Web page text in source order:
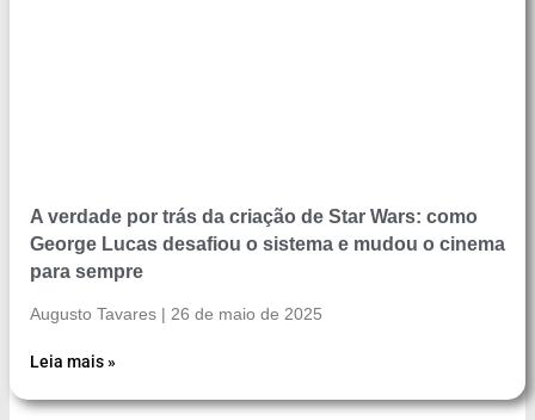
A verdade por trás da criação de Star Wars: como
George Lucas desafiou o sistema e mudou o cinema
para sempre
Augusto Tavares 26 de maio de 2025
Leia mais »